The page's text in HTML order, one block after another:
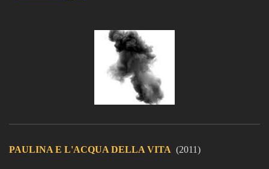
PAULINA E L'ACQUA DELLA VITA (2011)